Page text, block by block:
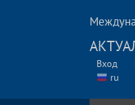
Вход
ru